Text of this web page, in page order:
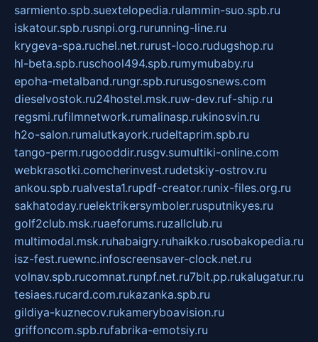
sarmiento.spb.suextelopedia.rulammin-suo.spb.ru
iskatour.spb.rusnpi.org.rurunning-line.ru
krygeva-spa.ruchel.net.rurust-loco.rudugshop.ru
hl-beta.spb.ruschool494.spb.rumymubaby.ru
epoha-metalband.rungr.spb.rurusgosnews.com
dieselvostok.ru24hostel.msk.ruw-dev.ruf-ship.ru
regsmi.rufilmnetwork.rumalinasp.rukinosvin.ru
h2o-salon.rumalutkayork.rudeltaprim.spb.ru
tango-perm.rugooddir.rusgv.sumultiki-online.com
webkrasotki.comcherinvest.rudetskiy-ostrov.ru
ankou.spb.rualvesta1.rupdf-creator.runix-files.org.ru
sakhatoday.ruelektrikersymboler.rusputnikyes.ru
golf2club.msk.ruaeforums.ruzallclub.ru
multimodal.msk.ruhabaigry.ruhaikko.rusobakopedia.ru
isz-fest.ruewnc.infoscreensaver-clock.net.ru
volnav.spb.rucomnat.runpf.net.ru7bit.pp.rukalugatur.ru
tesiaes.rucard.com.rukazanka.spb.ru
gildiya-kuznecov.rukameryboavision.ru
griffoncom.spb.rufabrika-emotsiy.ru